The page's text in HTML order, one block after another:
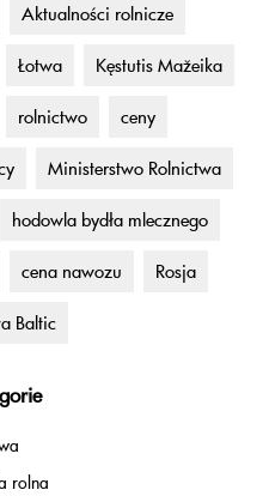
Aktualności rolnicze
Łotwa Kęstutis Mažeika
rolnictwo ceny
Ministerstwo Rolnictwa
hodowla bydła mlecznego
cena nawozu Rosja
Baltic
rolna